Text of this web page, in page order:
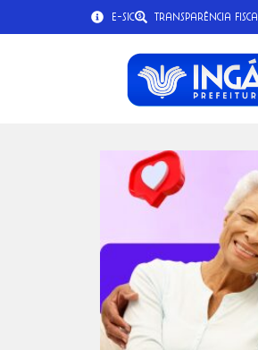
e-SIC Transparência Fiscal